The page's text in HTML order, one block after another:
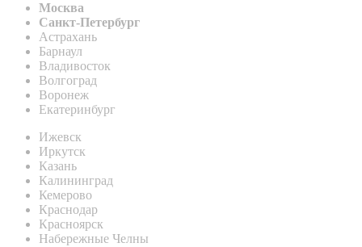
Москва
Санкт-Петербург
Астрахань
Барнаул
Владивосток
Волгоград
Воронеж
Екатеринбург
Ижевск
Иркутск
Казань
Калининград
Кемерово
Краснодар
Красноярск
Набережные Челны